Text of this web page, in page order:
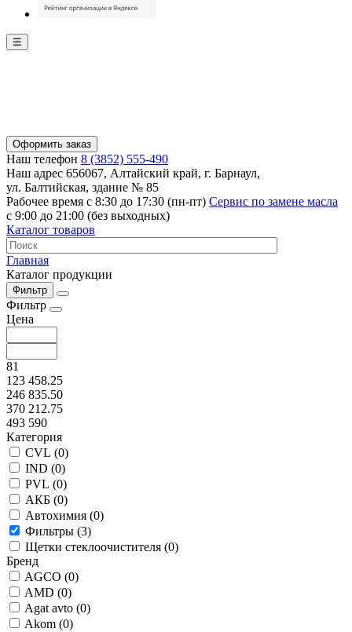
☰
Оформить заказ
Наш телефон 8 (3852) 555-490
Наш адрес 656067, Алтайский край, г. Барнаул,
ул. Балтийская, здание № 85
Рабочее время с 8:30 до 17:30 (пн-пт) Сервис по замене масла
с 9:00 до 21:00 (без выходных)
Каталог товаров
Главная
Каталог продукции
Фильтр
Фильтр
Цена
81
123 458.25
246 835.50
370 212.75
493 590
Категория
CVL (0)
IND (0)
PVL (0)
АКБ (0)
Автохимия (0)
Фильтры (3)
Щетки стеклоочистителя (0)
Бренд
AGCO (0)
AMD (0)
Agat avto (0)
Akom (0)